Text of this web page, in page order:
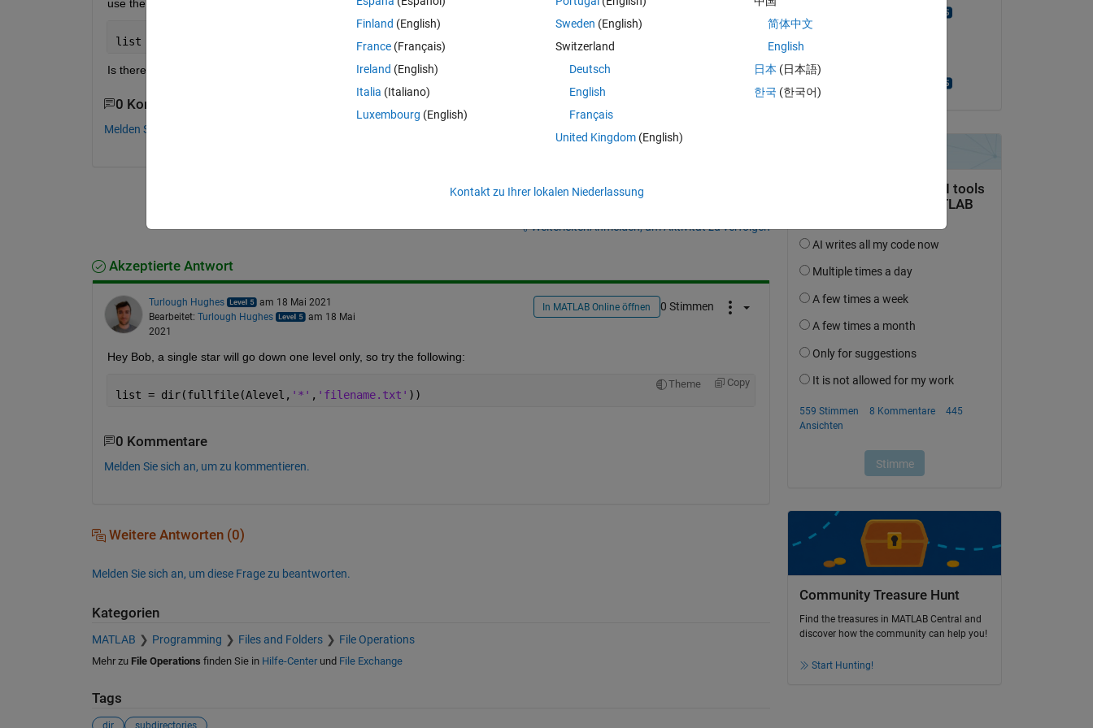
use the recursive check with dir search to find all the B level files, but don't know how to keep away from the C level files.
list = dir(fullfile(Alevel, 'filename.txt')); % Returns filename.txt locations in B and C levels
Is there a way to use dir to exclude the C level results?
0 Kommentare
Melden Sie sich an, um zu kommentieren.
Melden Sie sich an, um diese Frage zu beantworten.
WeiterleitenAnmelden, um Aktivität zu verfolgen
Akzeptierte Antwort
Turlough Hughes
am 18 Mai 2021
Bearbeitet: Turlough Hughes
am 18 Mai
2021
In MATLAB Online öffnen 0 Stimmen
Hey Bob, a single star will go down one level only, so try the following:
Theme Copy
list = dir(fullfile(Alevel, '*' , 'filename.txt' ))
0 Kommentare
Melden Sie sich an, um zu kommentieren.
Weitere Antworten (0)
Melden Sie sich an, um diese Frage zu beantworten.
Kategorien
MATLAB Programming Files and Folders File Operations
Mehr zu File Operations finden Sie in Hilfe-Centerund File Exchange
Tags
am 18 Mai 2021
Akzeptiert:
Community Treasure Hunt
Find the treasures in MATLAB Central and
discover how the community can help you!
Start Hunting!
Finland (English)
France (Français)
Ireland (English)
Italia (Italiano)
Luxembourg (English)
Sweden (English)
Switzerland
Deutsch
English
Français
United Kingdom(English)
简体中文
English
日本 (日本語)
한국 (한국어)
Kontakt zu Ihrer lokalen Niederlassung